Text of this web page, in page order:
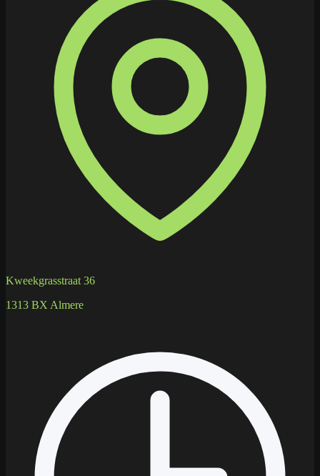
Kweekgrasstraat 36
1313 BX Almere